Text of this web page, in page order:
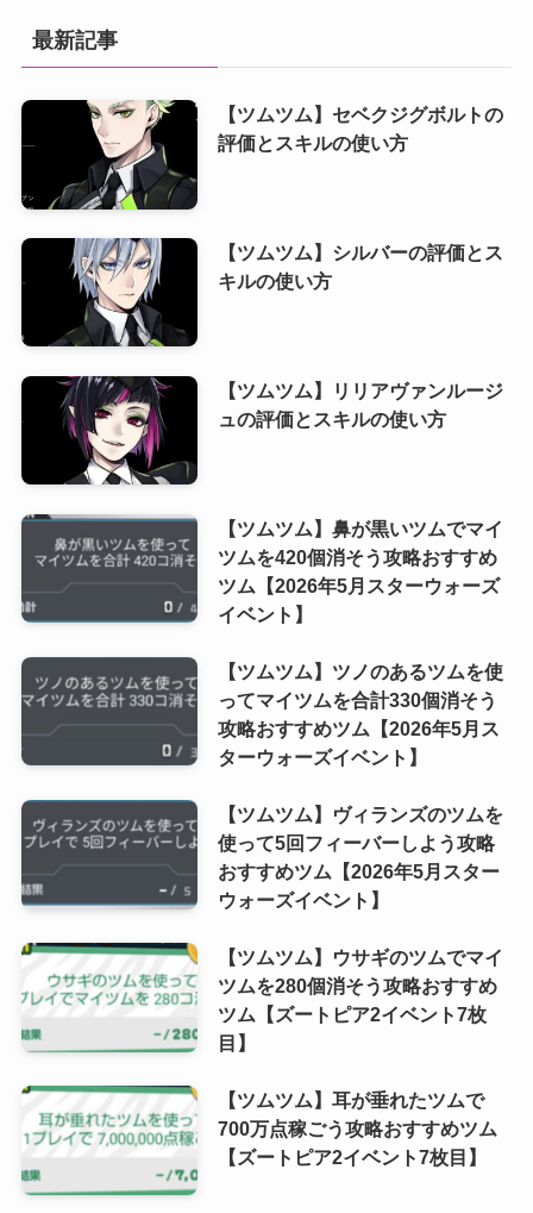
最新記事
【ツムツム】セベクジグボルトの
評価とスキルの使い方
【ツムツム】シルバーの評価とス
キルの使い方
【ツムツム】リリアヴァンルージ
ュの評価とスキルの使い方
【ツムツム】鼻が黒いツムでマイ
ツムを420個消そう攻略おすすめ
ツム【2026年5月スターウォーズ
イベント】
【ツムツム】ツノのあるツムを使
ってマイツムを合計330個消そう
攻略おすすめツム【2026年5月ス
ターウォーズイベント】
【ツムツム】ヴィランズのツムを
使って5回フィーバーしよう攻略
おすすめツム【2026年5月スター
ウォーズイベント】
【ツムツム】ウサギのツムでマイ
ツムを280個消そう攻略おすすめ
ツム【ズートピア2イベント7枚
目】
【ツムツム】耳が垂れたツムで
700万点稼ごう攻略おすすめツム
【ズートピア2イベント7枚目】